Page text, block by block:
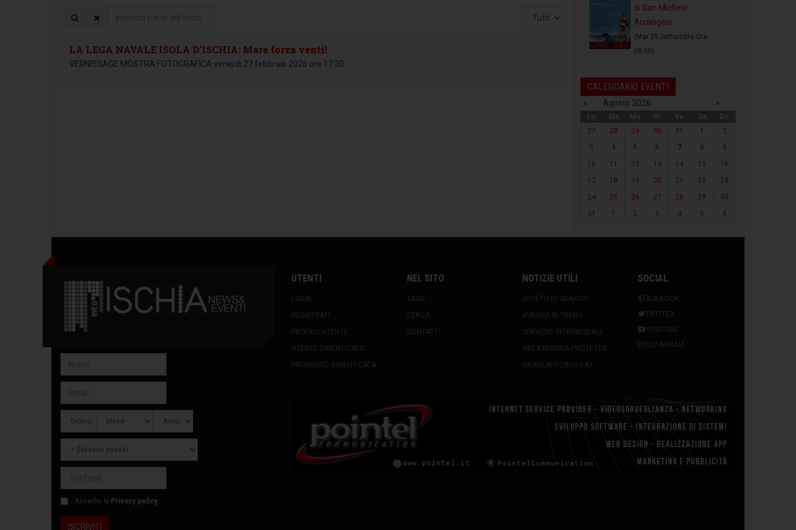
titolo
Visualizza
LA LEGA NAVALE ISOLA D'ISCHIA: Mare forza venti!
VERNISSAGE MOSTRA FOTOGRAFICA venerdi 27 febbraio 2026 ore 17:30
di San Michele
Arcangelo
(Mar 29 Settembre Ore
08:00)
CALENDARIO EVENTI
« Agosto 2026 »
Lu Ma Me Gi Ve Sa
Do
27
28 29 30 31 1
2
3
4 5 6 7 8
9
10
11 12 13 14 15
16
17
18 19 20 21 22
23
24
25 26 27 28 29
30
31
1 2 3 4 5 6
Accetto la Privacy policy
UTENTI
LOGIN
REGISTRATI
PROFILO UTENTE
UTENTE DIMENTICATO
PASSWORD DIMENTICATA
NEL SITO
TAGS
CERCA
CONTATTI
NOTIZIE UTILI
DIVIETO DI SBARCO
VIAGGIA IN TRENO
SERVIZIO INTERMODALE
AREA MARINA PROTETTA
ORARI AUTOBUS EAV
SOCIAL
FACEBOOK
TWITTER
YOUTUBE
INSTAGRAM